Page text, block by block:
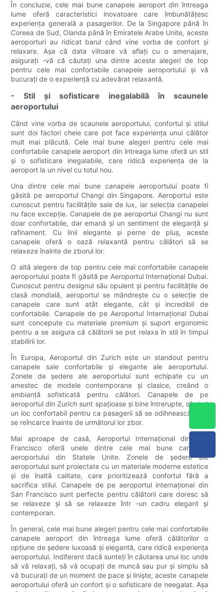
În concluzie, cele mai bune canapele aeroport din întreaga
lume oferă caracteristici inovatoare care îmbunătățesc
experiența generală a pasagerilor. De la Singapore până în
Coreea de Sud, Olanda până în Emiratele Arabe Unite, aceste
aeroporturi au ridicat barul când vine vorba de confort și
relaxare. Așa că data viitoare vă aflați cu o amenajare,
asigurați -vă că căutați una dintre aceste alegeri de top
pentru cele mai confortabile canapele aeroportului și vă
bucurați de o experiență cu adevărat relaxantă.
- Stil și sofisticare inegalabilă în scaunele
aeroportului
Când vine vorba de scaunele aeroportului, confortul și stilul
sunt doi factori cheie care pot face experiența unui călător
mult mai plăcută. Cele mai bune alegeri pentru cele mai
confortabile canapele aeroport din întreaga lume oferă un stil
și o sofisticare inegalabile, care ridică experiența de la
aeroport la un nivel cu totul nou.
Una dintre cele mai bune canapele aeroportului poate fi
găsită pe aeroportul Changi din Singapore. Aeroportul este
cunoscut pentru facilitățile sale de lux, iar selecția canapelei
nu face excepție. Canapele de pe aeroportul Changi nu sunt
doar confortabile, dar emană și un sentiment de eleganță și
rafinament. Cu linii elegante și perne de pluș, aceste
canapele oferă o oază relaxantă pentru călători să se
relaxeze înainte de zborul lor.
O altă alegere de top pentru cele mai confortabile canapele
aeroportului poate fi găsită pe Aeroportul Internațional Dubai.
Cunoscut pentru designul său opulent și pentru facilitățile de
clasă mondială, aeroportul se mândrește cu o selecție de
canapele care sunt atât elegante, cât și incredibil de
confortabile. Canapele de pe Aeroportul Internațional Dubai
sunt concepute cu materiale premium și suport ergonomic
pentru a se asigura că călătorii se pot relaxa în stil în timpul
stabilirii lor.
În Europa, Aeroportul din Zurich este un standout pentru
canapele sale confortabile și elegante ale aeroportului.
Zonele de ședere ale aeroportului sunt echipate cu un
amestec de modele contemporane și clasice, creând o
ambianță sofisticată pentru călători. Canapele de pe
aeroportul din Zurich sunt spațioase și bine întrerupte, oferind
un loc confortabil pentru ca pasagerii să se odihnească și să
se reîncarce înainte de următorul lor zbor.
Mai aproape de casă, Aeroportul Internațional din San
Francisco oferă unele dintre cele mai bune canapele
aeroportului din Statele Unite. Zonele de ședere ale
aeroportului sunt proiectate cu un materiale moderne estetice
și de înaltă calitate, care prioritizează confortul fără a
sacrifica stilul. Canapele de pe aeroportul internațional din
San Francisco sunt perfecte pentru călătorii care doresc să
se relaxeze și să se relaxeze într -un cadru elegant și
contemporan.
În general, cele mai bune alegeri pentru cele mai confortabile
canapele aeroport din întreaga lume oferă călătorilor o
opțiune de ședere luxoasă și elegantă, care ridică experiența
aeroportului. Indiferent dacă sunteți în căutarea unui loc unde
să vă relaxați, să vă ocupați de muncă sau pur și simplu să
vă bucurați de un moment de pace și liniște, aceste canapele
aeroportului oferă un confort și o sofisticare de neegalat. Așa